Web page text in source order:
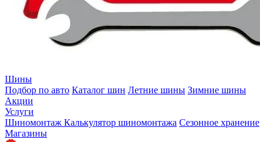
Шины
Подбор по авто Каталог шин Летние шины Зимние шины
Акции
Услуги
Шиномонтаж Калькулятор шиномонтажа Сезонное хранение
Магазины